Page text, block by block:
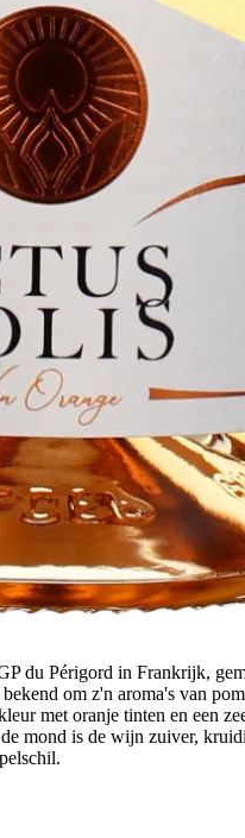
du Périgord in Frankrijk,
om z'n aroma's van
met oranje tinten en een
mond is de wijn zuiver,